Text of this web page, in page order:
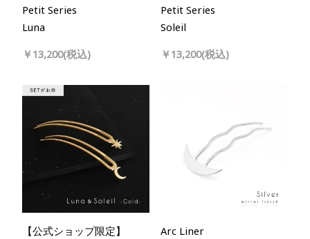
Petit Series
Luna
￥13,200(税込)
Petit Series
Soleil
￥13,200(税込)
【公式ショップ限定】
Arc Liner